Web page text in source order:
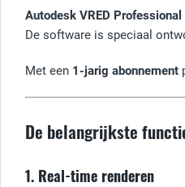
Autodesk VRED Professional
De software is speciaal
Met een 1-jarig abonnement
De belangrijkste
1. Real-time renderen